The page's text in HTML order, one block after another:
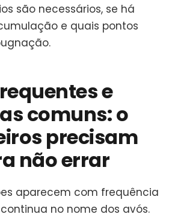
são necessários, se há
e quais pontos
e
comuns: o
precisam
não errar
aparecem com frequência
no nome dos avós.